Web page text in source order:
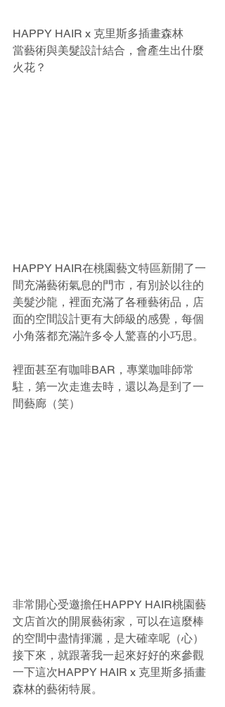
HAPPY HAIR x 克里斯多插畫森林
當藝術與美髮設計結合，會產生出什麼
火花？
HAPPY HAIR在桃園藝文特區新開了一
間充滿藝術氣息的門市，有別於以往的
美髮沙龍，裡面充滿了各種藝術品，店
面的空間設計更有大師級的感覺，每個
小角落都充滿許多令人驚喜的小巧思。
裡面甚至有咖啡BAR，專業咖啡師常
駐，第一次走進去時，還以為是到了一
間藝廊（笑）
非常開心受邀擔任HAPPY HAIR桃園藝
文店首次的開展藝術家，可以在這麼棒
的空間中盡情揮灑，是大確幸呢（心）
接下來，就跟著我一起來好好的來參觀
一下這次HAPPY HAIR x 克里斯多插畫
森林的藝術特展。